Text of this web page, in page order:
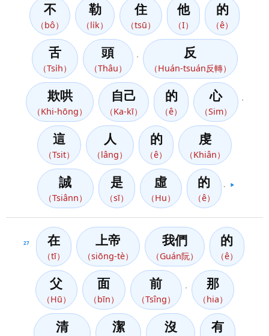
不
（bô）
勒
（li̍k）
住
（tsū）
他
（I）
的
（ê）
舌
（Tsi̍h）
頭
（Thâu）
反
（Huán-tsuán反轉）
欺哄
（Khi-hōng）
自己
（Ka-kī）
的
（ê）
心
（Sim）
這
（Tsit）
人
（lâng）
的
（ê）
虔
（Khiân）
誠
（Tsiânn）
是
（sī）
虛
（Hu）
的
（ê）
▶️
27 在
（tī）
上帝
（siōng-tè）
我們
（Guán阮）
的
（ê）
父
（Hū）
面
（bīn）
前
（Tsîng）
那
（hia）
清 潔 沒 有